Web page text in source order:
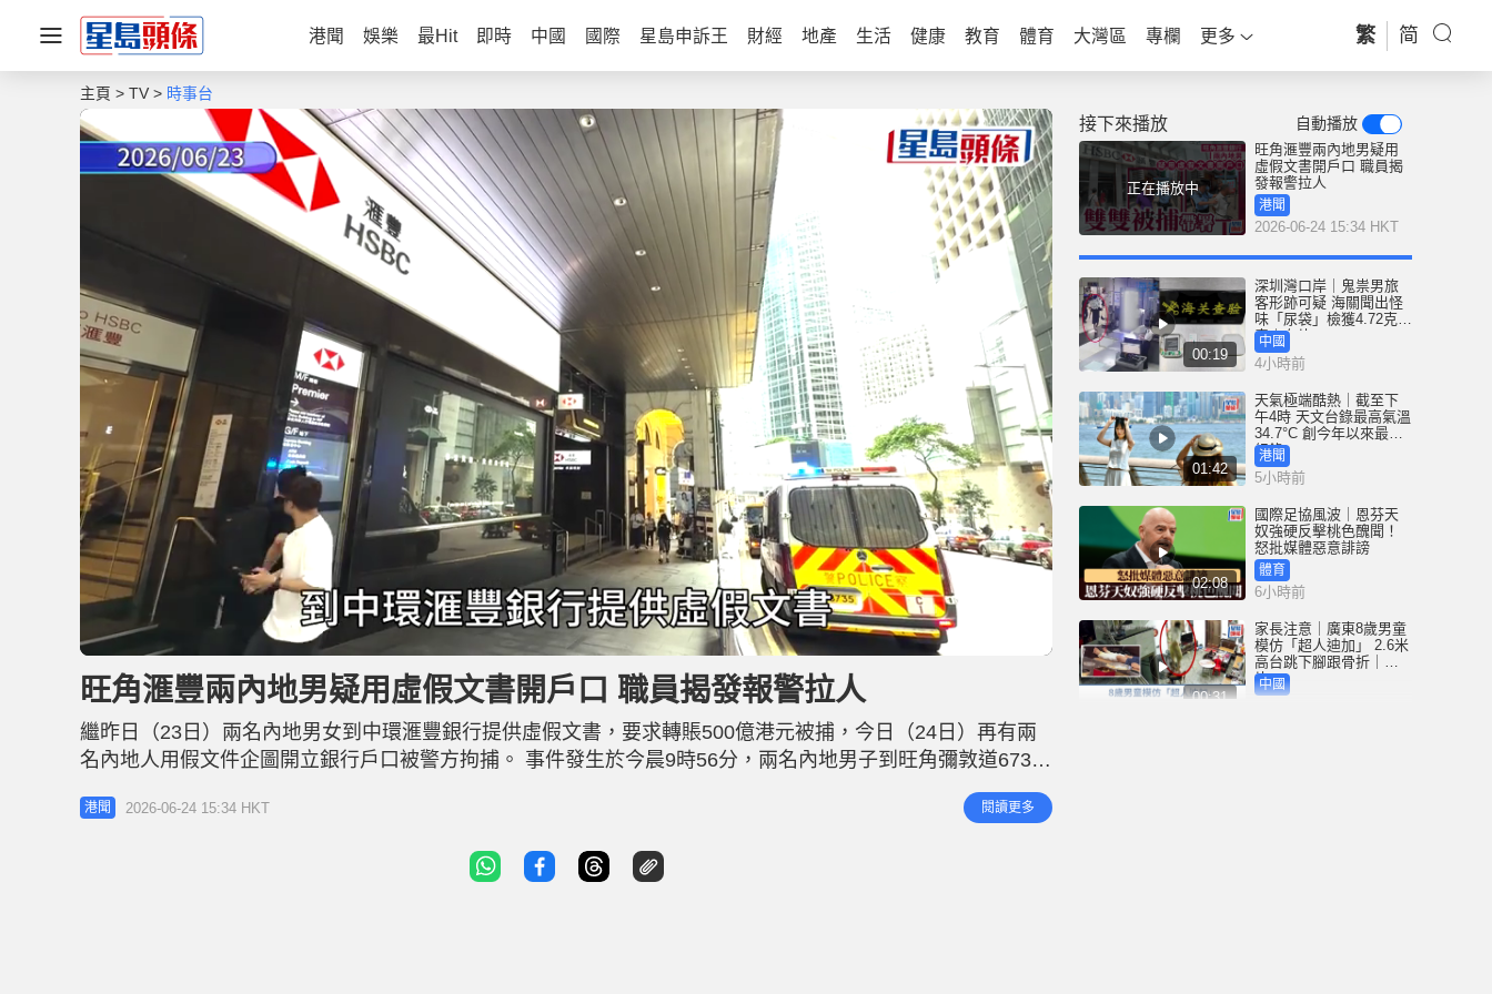
港聞 娛樂 最Hit 即時 中國 國際 星島申訴王 財經 地產 生活 健康 教育 體育 大灣區 專欄 更多 繁 简
主頁 TV 時事台
n
u
t
e
o
d
e
d
9
6
.
1
7
旺角滙豐兩內地男疑用虛假文書開戶口 職員揭發報警拉人
繼昨日（23日）兩名內地男女到中環滙豐銀行提供虛假文書，要求轉賬500億港元被捕，今日（24日）再有兩
名內地人用假文件企圖開立銀行戶口被警方拘捕。 事件發生於今晨9時56分，兩名內地男子到旺角彌敦道673號
滙豐銀行企圖開立戶口，職員發現他們疑用虛假文件開戶口於是報警。警員接報到場經調查後，拘捕兩人涉嫌
「行使虛假文書」，二人現正被扣留調查，案件交由旺角警區刑事調查隊第五隊跟進。 據了解，被捕的兩名男
港聞 2026-06-24 15:34 HKT 閱讀更多
接下來播放 自動播放
正在播放中
旺角滙豐兩內地男疑用
虛假文書開戶口 職員揭
發報警拉人
港聞
2026-06-24 15:34 HKT
00:19
深圳灣口岸｜鬼祟男旅
客形跡可疑 海關聞出怪
味「尿袋」檢獲4.72克冰
毒｜有片
中國
4小時前
01:42
天氣極端酷熱｜截至下
午4時 天文台錄最高氣溫
34.7°C 創今年以來最高
紀錄
港聞
5小時前
02:08
國際足協風波｜恩芬天
奴強硬反擊桃色醜聞！
怒批媒體惡意誹謗
體育
6小時前
00:31
家長注意｜廣東8歲男童
模仿「超人迪加」 2.6米
高台跳下腳跟骨折｜有
片
中國